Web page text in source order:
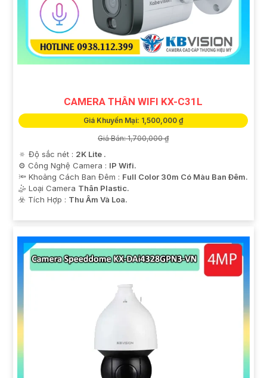
CAMERA THÂN WIFI KX-C31L
Giá Khuyến Mại: 1,500,000 ₫
Giá Bán: 1,700,000 ₫
🔅 Độ sắc nét : 2K Lite .
⚙ Công Nghệ Camera : IP Wifi.
🔦 Khoảng Cách Ban Đêm : Full Color 30m Có Màu Ban Ðêm.
🤹 Loại Camera Thân Plastic.
️☣️ Tích Hợp : Thu Âm Và Loa.